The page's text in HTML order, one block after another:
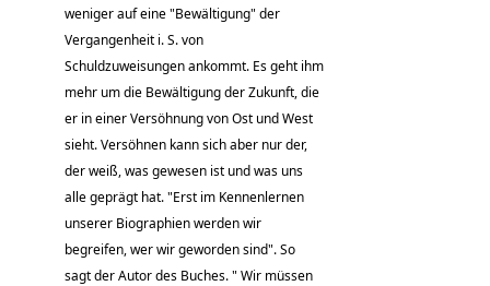
weniger auf eine "Bewältigung" der
Vergangenheit i. S. von
Schuldzuweisungen ankommt. Es geht ihm
mehr um die Bewältigung der Zukunft, die
er in einer Versöhnung von Ost und West
sieht. Versöhnen kann sich aber nur der,
der weiß, was gewesen ist und was uns
alle geprägt hat. "Erst im Kennenlernen
unserer Biographien werden wir
begreifen, wer wir geworden sind". So
sagt der Autor des Buches. " Wir müssen